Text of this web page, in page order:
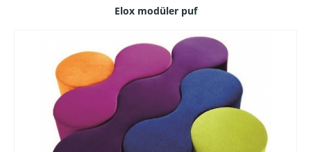
Elox modüler puf